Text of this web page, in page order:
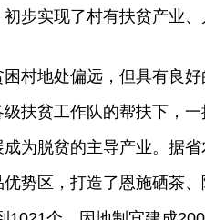
初步实现了村有扶贫产业
村地处偏远，但具有良
扶贫工作队的帮扶下，
为脱贫的主导产业。据
势区，打造了恩施硒茶